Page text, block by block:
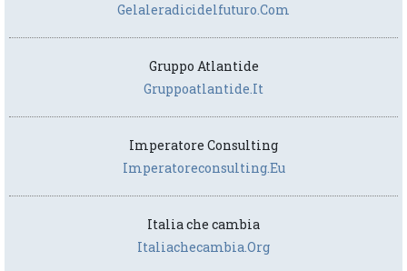
Gelaleradicidelfuturo.com
Gruppo Atlantide
Gruppoatlantide.it
Imperatore Consulting
Imperatoreconsulting.eu
Italia che cambia
Italiachecambia.org